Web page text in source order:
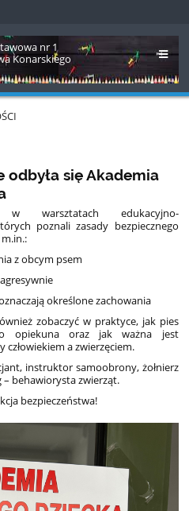
nr 1
Konarskiego
odbyła się Akademia
warsztatach edukacyjno-
poznali zasady bezpiecznego
z obcym psem
określone zachowania
zobaczyć w praktyce, jak pies
opiekuna oraz jak ważna jest
a zwierzęciem.
instruktor samoobrony, żołnierz
behawiorysta zwierząt.
bezpieczeństwa!